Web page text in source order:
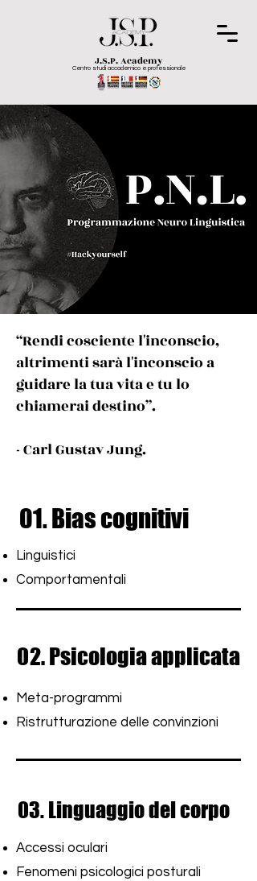
J.S.P. Academy
Centro studi accademico e professionale
“Rendi cosciente l'inconscio,
altrimenti sarà l'inconscio a
guidare la tua vita e tu lo
chiamerai destino”.
- Carl Gustav Jung.
01. Bias cognitivi
01. Bias cognitivi
Linguistici
Comportamentali
02. Psicologia applicata
02. Psicologia applicata
Meta-programmi
Ristrutturazione delle convinzioni
03. Linguaggio del corpo
03. Linguaggio del corpo
Accessi oculari
Fenomeni psicologici posturali